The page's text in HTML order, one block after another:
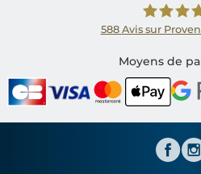
588 Avis sur
Moyens de